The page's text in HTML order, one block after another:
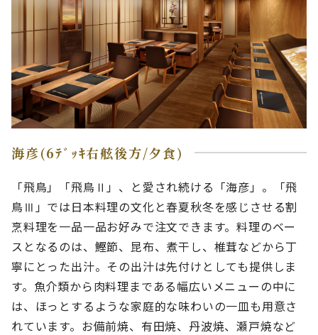
海彦(6ﾃﾞｯｷ右舷後方/夕食)
「飛鳥」「飛鳥Ⅱ」、と愛され続ける「海彦」。「飛
鳥Ⅲ」では日本料理の文化と春夏秋冬を感じさせる割
烹料理を一品一品お好みで注文できます。料理のベー
スとなるのは、鰹節、昆布、煮干し、椎茸などから丁
寧にとった出汁。その出汁は先付けとしても提供しま
す。魚介類から肉料理まである幅広いメニューの中に
は、ほっとするような家庭的な味わいの一皿も用意さ
れています。お備前焼、有田焼、丹波焼、瀬戸焼など